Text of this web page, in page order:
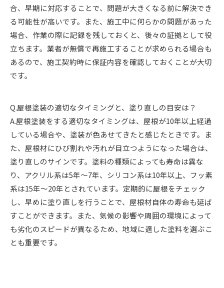
合、早期に対応することで、問題が大きくなる前に解決でき
る可能性が高いです。また、施工中に何らかの問題があった
場合、作業の際に記録を残しておくと、後々の証拠として役
立ちます。業者が無償で再施工することが求められる場合も
あるので、施工契約時に保証内容を確認しておくことが大切
です。
Q.屋根塗装の適切なタイミングと、塗り直しの目安は？
A.屋根塗装をする適切なタイミングは、屋根が10年以上経過
している場合や、塗装が色あせてきたと感じたときです。ま
た、屋根材にひび割れや汚れが目立つようになった場合は、
塗り直しのサインです。塗料の種類によっても寿命は異な
り、アクリル系は5年〜7年、シリコン系は10年以上、フッ素
系は15年〜20年とされています。定期的に屋根をチェック
し、早めに塗り直しを行うことで、屋根材自体の寿命も延ば
すことができます。また、気候の影響や周囲の環境によって
も劣化のスピードが異なるため、地域に適した塗料を選ぶこ
とも重要です。